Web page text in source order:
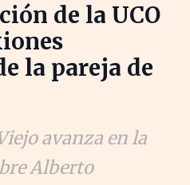
de la UCO
la pareja de
avanza en la
Alberto